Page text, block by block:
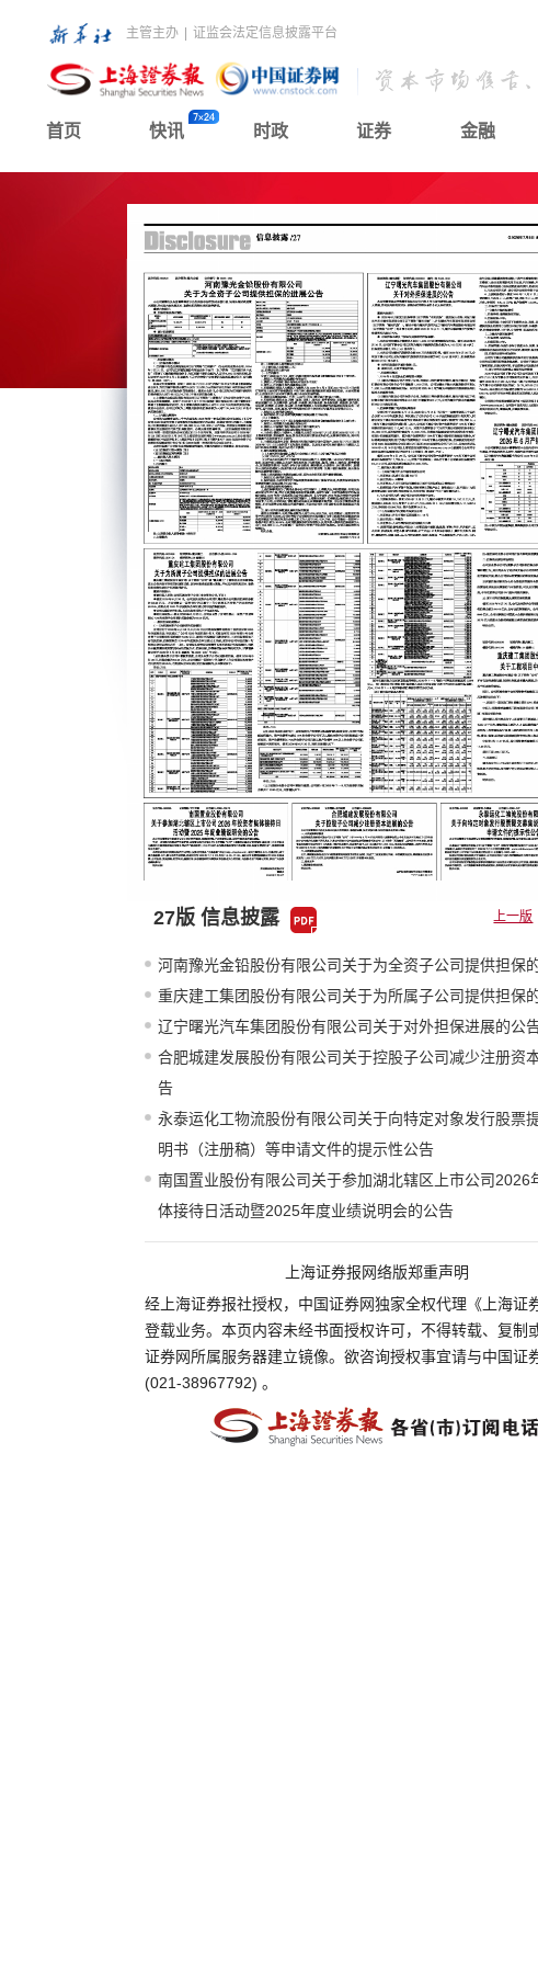
主管主办 证监会法定信息披露平台
首页 快讯 时政 证券 金融
27版 信息披露 上一版
河南豫光金铅股份有限公司关于为全资子公司提供担保
重庆建工集团股份有限公司关于为所属子公司提供担保
辽宁曙光汽车集团股份有限公司关于对外担保进展的公
合肥城建发展股份有限公司关于控股子公司减少注册资
告
永泰运化工物流股份有限公司关于向特定对象发行股票
明书（注册稿）等申请文件的提示性公告
南国置业股份有限公司关于参加湖北辖区上市公司2026
体接待日活动暨2025年度业绩说明会的公告
上海证券报网络版郑重声明
经上海证券报社授权，中国证券网独家全权代理《上海证
登载业务。本页内容未经书面授权许可，不得转载、复制
证券网所属服务器建立镜像。欲咨询授权事宜请与中国证
(021-38967792) 。